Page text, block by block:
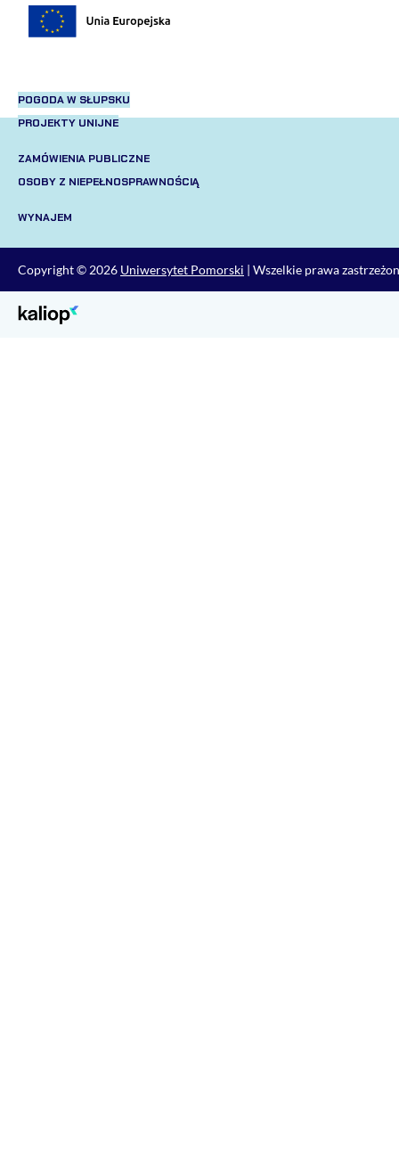
POGODA W SŁUPSKU
PROJEKTY UNIJNE
ZAMÓWIENIA PUBLICZNE
OSOBY Z NIEPEŁNOSPRAWNOŚCIĄ
WYNAJEM
Copyright © 2026 Uniwersytet Pomorski | Wszelkie prawa